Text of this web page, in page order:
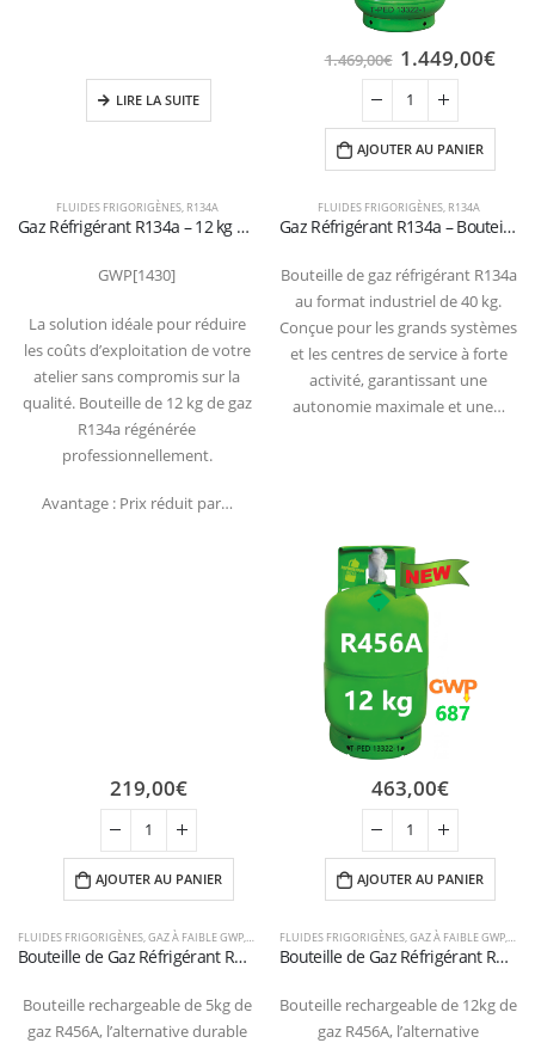
FLUIDES FRIGORIGÈNES, R134A
Gaz Réfrigérant R134a – 12 kg – Bouteille Régénérée (Économique & Durable)
GWP[1430]
La solution idéale pour réduire
les coûts d’exploitation de votre
atelier sans compromis sur la
qualité. Bouteille de 12 kg de gaz
R134a régénérée
professionnellement.
Avantage : Prix réduit par…
LIRE LA SUITE
FLUIDES FRIGORIGÈNES, R134A
Gaz Réfrigérant R134a – Bouteille de 40 kg (Certifiée T-PED / EN 13322-1)
Bouteille de gaz réfrigérant R134a
au format industriel de 40 kg.
Conçue pour les grands systèmes
et les centres de service à forte
activité, garantissant une
autonomie maximale et une…
1.469,00€ 1.449,00€
AJOUTER AU PANIER
FLUIDES FRIGORIGÈNES,GAZ À FAIBLE GWP, R134A ,R456A
Bouteille de Gaz Réfrigérant R456A – 5kg – (T-PED) – Vanne 1/4″ SAE
Bouteille rechargeable de 5kg de
gaz R456A, l’alternative durable
219,00€
AJOUTER AU PANIER
FLUIDES FRIGORIGÈNES,GAZ À FAIBLE GWP,
Bouteille de Gaz Réfrigérant R456A – 12kg – (T-PED) – Vanne 1/4″ SAE
Bouteille rechargeable de 12kg de
gaz R456A, l’alternative
463,00€
AJOUTER AU PANIER